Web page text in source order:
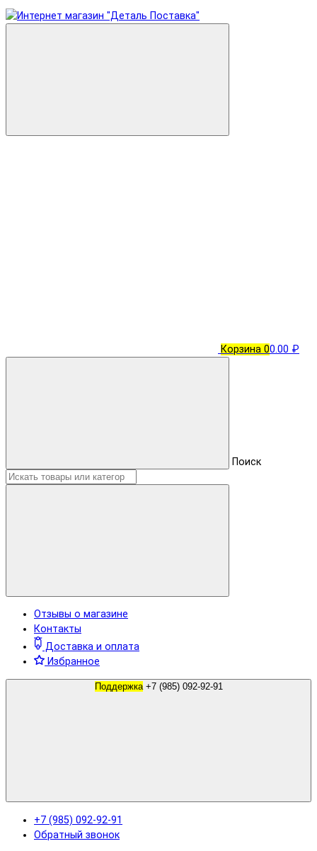
Корзина 00.00 ₽
Поиск
Отзывы о магазине
Контакты
Доставка и оплата
Избранное
Поддержка +7 (985) 092-92-91
+7 (985) 092-92-91
Обратный звонок